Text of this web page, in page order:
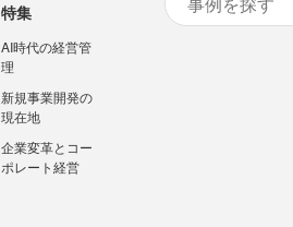
特集
AI時代の経営管
理
新規事業開発の
現在地
企業変革とコー
ポレート経営